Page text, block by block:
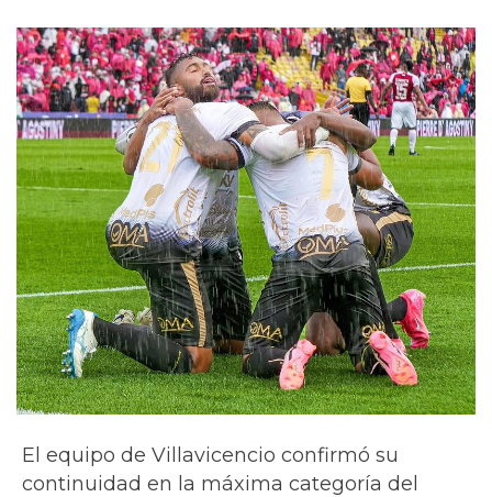
El equipo de Villavicencio confirmó su
continuidad en la máxima categoría del